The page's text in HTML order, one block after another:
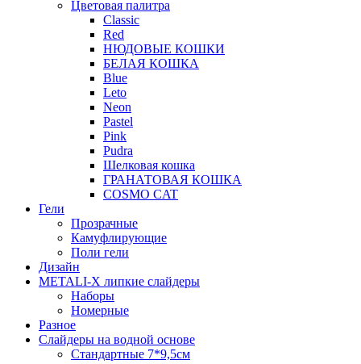
Цветовая палитра
Classic
Red
НЮДОВЫЕ КОШКИ
БЕЛАЯ КОШКА
Blue
Leto
Neon
Pastel
Pink
Pudra
Шелковая кошка
ГРАНАТОВАЯ КОШКА
COSMO CAT
Гели
Прозрачные
Камуфлирующие
Поли гели
Дизайн
METALI-X липкие слайдеры
Наборы
Номерные
Разное
Слайдеры на водной основе
Стандартные 7*9,5см